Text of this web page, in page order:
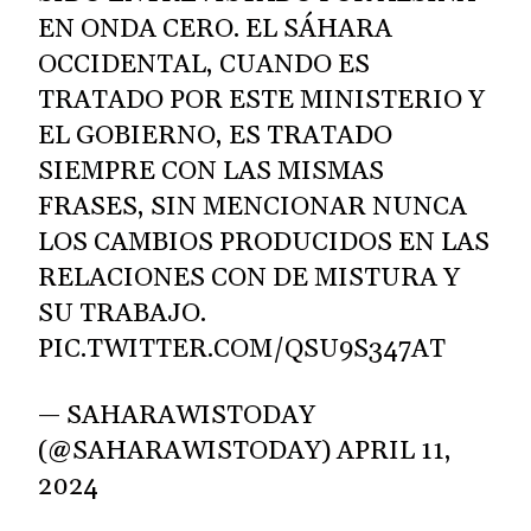
EN ONDA CERO. EL SÁHARA
OCCIDENTAL, CUANDO ES
TRATADO POR ESTE MINISTERIO Y
EL GOBIERNO, ES TRATADO
SIEMPRE CON LAS MISMAS
FRASES, SIN MENCIONAR NUNCA
LOS CAMBIOS PRODUCIDOS EN LAS
RELACIONES CON DE MISTURA Y
SU TRABAJO.
PIC.TWITTER.COM/QSU9S347AT
— SAHARAWISTODAY
(@SAHARAWISTODAY)APRIL 11,
2024